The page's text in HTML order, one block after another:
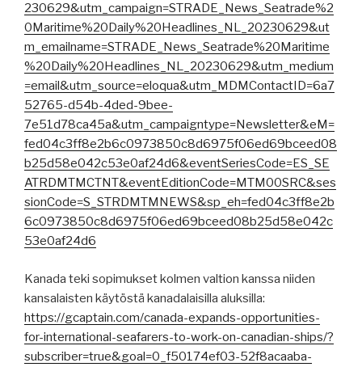
230629&utm_campaign=STRADE_News_Seatrade%2
0Maritime%20Daily%20Headlines_NL_20230629&ut
m_emailname=STRADE_News_Seatrade%20Maritime
%20Daily%20Headlines_NL_20230629&utm_medium
=email&utm_source=eloqua&utm_MDMContactID=6a7
52765-d54b-4ded-9bee-
7e51d78ca45a&utm_campaigntype=Newsletter&eM=
fed04c3ff8e2b6c0973850c8d6975f06ed69bceed08
b25d58e042c53e0af24d6&eventSeriesCode=ES_SE
ATRDMTMCTNT&eventEditionCode=MTM00SRC&ses
sionCode=S_STRDMTMNEWS&sp_eh=fed04c3ff8e2b
6c0973850c8d6975f06ed69bceed08b25d58e042c
53e0af24d6
Kanada teki sopimukset kolmen valtion kanssa niiden
kansalaisten käytöstä kanadalaisilla aluksilla:
https://gcaptain.com/canada-expands-opportunities-
for-international-seafarers-to-work-on-canadian-ships/?
subscriber=true&goal=0_f50174ef03-52f8acaaba-